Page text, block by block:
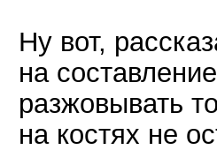
Ну вот,
на
разжовывать
на костях не